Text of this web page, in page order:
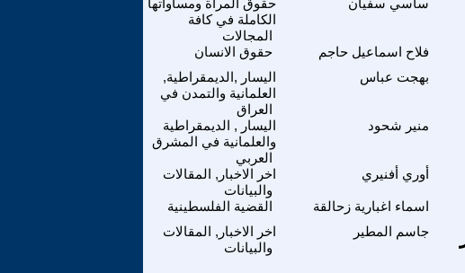
حقوق المراة ومساواتها
الكاملة في كافة
المجالات
ساسي سفيان
حقوق الانسان فلاح اسماعيل حاجم
اليسار ,الديمقراطية,
العلمانية والتمدن في
العراق
بهجت عباس
اليسار , الديمقراطية
والعلمانية في المشرق
العربي
منير شحود
اخر الاخبار, المقالات
والبيانات
أوري أفنيري
القضية الفلسطينية اسماء اغبارية زحالقة
اخر الاخبار, المقالات
والبيانات
جاسم المطير